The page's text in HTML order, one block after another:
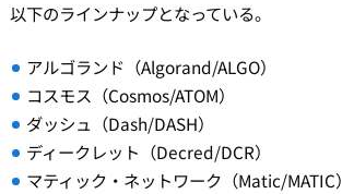
以下のラインナップとなっている。
アルゴランド（Algorand/ALGO）
コスモス（Cosmos/ATOM）
ダッシュ（Dash/DASH）
ディークレット（Decred/DCR）
マティック・ネットワーク（Matic/MATIC）